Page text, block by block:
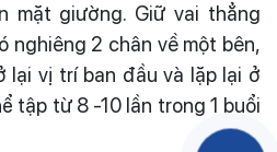
mặt giường. Giữ vai thẳng
nghiêng 2 chân về một bên,
lại vị trí ban đầu và lặp lại ở
tập từ 8 -10 lần trong 1 buổi